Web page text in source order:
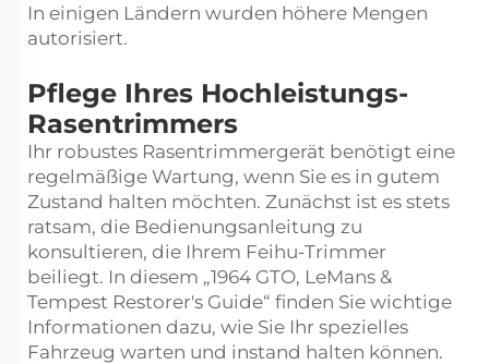
In einigen Ländern wurden höhere Mengen
autorisiert.
Pflege Ihres Hochleistungs-
Rasentrimmers
Ihr robustes Rasentrimmergerät benötigt eine
regelmäßige Wartung, wenn Sie es in gutem
Zustand halten möchten. Zunächst ist es stets
ratsam, die Bedienungsanleitung zu
konsultieren, die Ihrem Feihu-Trimmer
beiliegt. In diesem „1964 GTO, LeMans &
Tempest Restorer's Guide“ finden Sie wichtige
Informationen dazu, wie Sie Ihr spezielles
Fahrzeug warten und instand halten können.